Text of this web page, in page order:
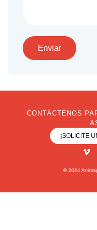
Enviar
CONTÁCTENOS
¡SOLICITE
© 2024